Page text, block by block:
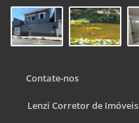
Contate-nos
Lenzi Corretor de Imóveis